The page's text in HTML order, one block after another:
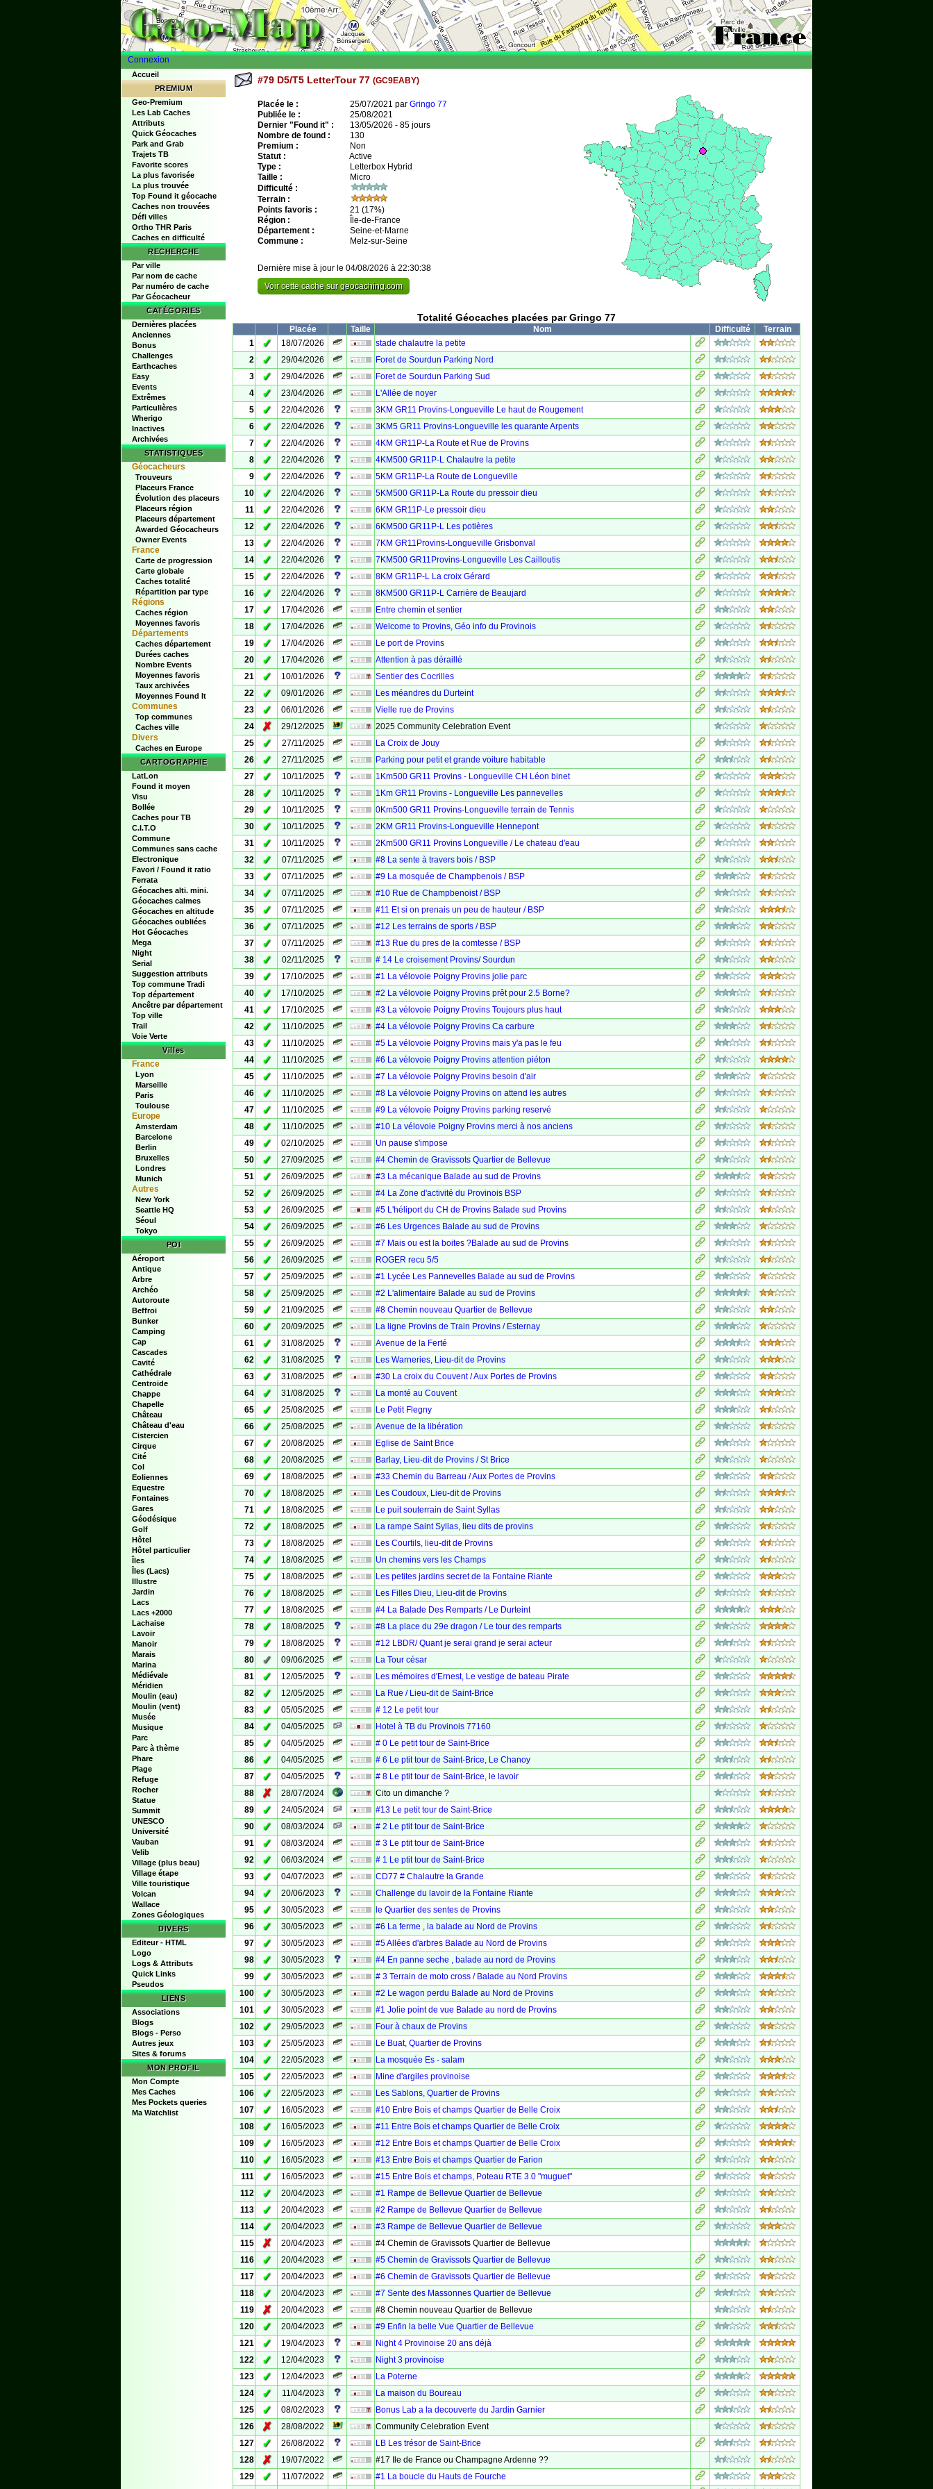
Connexion
Accueil
PREMIUM
Geo-Premium
Les Lab Caches
Attributs
Quick Géocaches
Park and Grab
Trajets TB
Favorite scores
La plus favorisée
La plus trouvée
Top Found it géocache
Caches non trouvées
Défi villes
Ortho THR Paris
Caches en difficulté
RECHERCHE
Par ville
Par nom de cache
Par numéro de cache
Par Géocacheur
CATÉGORIES
Dernières placées
Anciennes
Bonus
Challenges
Earthcaches
Easy
Events
Extrêmes
Particulières
Wherigo
Inactives
Archivées
STATISTIQUES
Géocacheurs
Trouveurs
Placeurs France
Évolution des placeurs
Placeurs région
Placeurs département
Awarded Géocacheurs
Owner Events
France
Carte de progression
Carte globale
Caches totalité
Répartition par type
Régions
Caches région
Moyennes favoris
Départements
Caches département
Durées caches
Nombre Events
Moyennes favoris
Taux archivées
Moyennes Found It
Communes
Top communes
Caches ville
Divers
Caches en Europe
CARTOGRAPHIE
LatLon
Found it moyen
Visu
Bollée
Caches pour TB
C.I.T.O
Commune
Communes sans cache
Electronique
Favori / Found it ratio
Ferrata
Géocaches alti. mini.
Géocaches calmes
Géocaches en altitude
Géocaches oubliées
Hot Géocaches
Mega
Night
Serial
Suggestion attributs
Top commune Tradi
Top département
Ancêtre par département
Top ville
Trail
Voie Verte
Villes
France
Lyon
Marseille
Paris
Toulouse
Europe
Amsterdam
Barcelone
Berlin
Bruxelles
Londres
Munich
Autres
New York
Seattle HQ
Séoul
Tokyo
POI
Aéroport
Antique
Arbre
Archéo
Autoroute
Beffroi
Bunker
Camping
Cap
Cascades
Cavité
Cathédrale
Centroide
Chappe
Chapelle
Château
Château d'eau
Cistercien
Cirque
Cité
Col
Eoliennes
Equestre
Fontaines
Gares
Géodésique
Golf
Hôtel
Hôtel particulier
Îles
Îles (Lacs)
Illustre
Jardin
Lacs
Lacs +2000
Lachaise
Lavoir
Manoir
Marais
Marina
Médiévale
Méridien
Moulin (eau)
Moulin (vent)
Musée
Musique
Parc
Parc à thème
Phare
Plage
Refuge
Rocher
Statue
Summit
UNESCO
Université
Vauban
Velib
Village (plus beau)
Village étape
Ville touristique
Volcan
Wallace
Zones Géologiques
DIVERS
Editeur - HTML
Logo
Logs & Attributs
Quick Links
Pseudos
LIENS
Associations
Blogs
Blogs - Perso
Autres jeux
Sites & forums
MON PROFIL
Mon Compte
Mes Caches
Mes Pockets queries
Ma Watchlist
#79 D5/T5 LetterTour 77 (GC9EABY)
Placée le : 25/07/2021 par Gringo 77
Publiée le :
25/08/2021
Dernier "Found it" :
13/05/2026 - 85 jours
Nombre de found :
130
Premium :
Non
Statut :
Active
Type :
Letterbox Hybrid
Taille :
Micro
Difficulté :
Terrain :
Points favoris :
21 (17%)
Région :
Île-de-France
Département :
Seine-et-Marne
Commune :
Melz-sur-Seine
Dernière mise à jour le 04/08/2026 à 22:30:38
Voir cette cache sur geocaching.com
Totalité Géocaches placées par Gringo 77
Placée Taille Nom Difficulté
Terrain
1
✓ 18/07/2026
stade chalautre la petite
2
✓ 29/04/2026
Foret de Sourdun Parking Nord
3
✓ 29/04/2026
Foret de Sourdun Parking Sud
4
✓ 23/04/2026
L'Allée de noyer
5
✓ 22/04/2026
3KM GR11 Provins-Longueville Le haut de Rougement
6
✓ 22/04/2026
3KM5 GR11 Provins-Longueville les quarante Arpents
7
✓ 22/04/2026
4KM GR11P-La Route et Rue de Provins
8
✓ 22/04/2026
4KM500 GR11P-L Chalautre la petite
9
✓ 22/04/2026
5KM GR11P-La Route de Longueville
10
✓ 22/04/2026
5KM500 GR11P-La Route du pressoir dieu
11
✓ 22/04/2026
6KM GR11P-Le pressoir dieu
12
✓ 22/04/2026
6KM500 GR11P-L Les potières
13
✓ 22/04/2026
7KM GR11Provins-Longueville Grisbonval
14
✓ 22/04/2026
7KM500 GR11Provins-Longueville Les Cailloutis
15
✓ 22/04/2026
8KM GR11P-L La croix Gérard
16
✓ 22/04/2026
8KM500 GR11P-L Carrière de Beaujard
17
✓ 17/04/2026
Entre chemin et sentier
18
✓ 17/04/2026
Welcome to Provins, Géo info du Provinois
19
✓ 17/04/2026
Le port de Provins
20
✓ 17/04/2026
Attention à pas déraillé
21
✓ 10/01/2026
Sentier des Cocrilles
22
✓ 09/01/2026
Les méandres du Durteint
23
✓ 06/01/2026
Vielle rue de Provins
24
✗ 29/12/2025
2025 Community Celebration Event
25
✓ 27/11/2025
La Croix de Jouy
26
✓ 27/11/2025
Parking pour petit et grande voiture habitable
27
✓ 10/11/2025
1Km500 GR11 Provins - Longueville CH Léon binet
28
✓ 10/11/2025
1Km GR11 Provins - Longueville Les pannevelles
29
✓ 10/11/2025
0Km500 GR11 Provins-Longueville terrain de Tennis
30
✓ 10/11/2025
2KM GR11 Provins-Longueville Hennepont
31
✓ 10/11/2025
2Km500 GR11 Provins Longueville / Le chateau d'eau
32
✓ 07/11/2025
#8 La sente à travers bois / BSP
33
✓ 07/11/2025
#9 La mosquée de Champbenois / BSP
34
✓ 07/11/2025
#10 Rue de Champbenoist / BSP
35
✓ 07/11/2025
#11 Et si on prenais un peu de hauteur / BSP
36
✓ 07/11/2025
#12 Les terrains de sports / BSP
37
✓ 07/11/2025
#13 Rue du pres de la comtesse / BSP
38
✓ 02/11/2025
# 14 Le croisement Provins/ Sourdun
39
✓ 17/10/2025
#1 La vélovoie Poigny Provins jolie parc
40
✓ 17/10/2025
#2 La vélovoie Poigny Provins prêt pour 2.5 Borne?
41
✓ 17/10/2025
#3 La vélovoie Poigny Provins Toujours plus haut
42
✓ 11/10/2025
#4 La vélovoie Poigny Provins Ca carbure
43
✓ 11/10/2025
#5 La vélovoie Poigny Provins mais y'a pas le feu
44
✓ 11/10/2025
#6 La vélovoie Poigny Provins attention piéton
45
✓ 11/10/2025
#7 La vélovoie Poigny Provins besoin d'air
46
✓ 11/10/2025
#8 La vélovoie Poigny Provins on attend les autres
47
✓ 11/10/2025
#9 La vélovoie Poigny Provins parking reservé
48
✓ 11/10/2025
#10 La vélovoie Poigny Provins merci à nos anciens
49
✓ 02/10/2025
Un pause s'impose
50
✓ 27/09/2025
#4 Chemin de Gravissots Quartier de Bellevue
51
✓ 26/09/2025
#3 La mécanique Balade au sud de Provins
52
✓ 26/09/2025
#4 La Zone d'activité du Provinois BSP
53
✓ 26/09/2025
#5 L'héliport du CH de Provins Balade sud Provins
54
✓ 26/09/2025
#6 Les Urgences Balade au sud de Provins
55
✓ 26/09/2025
#7 Mais ou est la boites ?Balade au sud de Provins
56
✓ 26/09/2025
ROGER recu 5/5
57
✓ 25/09/2025
#1 Lycée Les Pannevelles Balade au sud de Provins
58
✓ 25/09/2025
#2 L'alimentaire Balade au sud de Provins
59
✓ 21/09/2025
#8 Chemin nouveau Quartier de Bellevue
60
✓ 20/09/2025
La ligne Provins de Train Provins / Esternay
61
✓ 31/08/2025
Avenue de la Ferté
62
✓ 31/08/2025
Les Warneries, Lieu-dit de Provins
63
✓ 31/08/2025
#30 La croix du Couvent / Aux Portes de Provins
64
✓ 31/08/2025
La monté au Couvent
65
✓ 25/08/2025
Le Petit Flegny
66
✓ 25/08/2025
Avenue de la libération
67
✓ 20/08/2025
Eglise de Saint Brice
68
✓ 20/08/2025
Barlay, Lieu-dit de Provins / St Brice
69
✓ 18/08/2025
#33 Chemin du Barreau / Aux Portes de Provins
70
✓ 18/08/2025
Les Coudoux, Lieu-dit de Provins
71
✓ 18/08/2025
Le puit souterrain de Saint Syllas
72
✓ 18/08/2025
La rampe Saint Syllas, lieu dits de provins
73
✓ 18/08/2025
Les Courtils, lieu-dit de Provins
74
✓ 18/08/2025
Un chemins vers les Champs
75
✓ 18/08/2025
Les petites jardins secret de la Fontaine Riante
76
✓ 18/08/2025
Les Filles Dieu, Lieu-dit de Provins
77
✓ 18/08/2025
#4 La Balade Des Remparts / Le Durteint
78
✓ 18/08/2025
#8 La place du 29e dragon / Le tour des remparts
79
✓ 18/08/2025
#12 LBDR/ Quant je serai grand je serai acteur
80
✓ 09/06/2025
La Tour césar
81
✓ 12/05/2025
Les mémoires d'Ernest, Le vestige de bateau Pirate
82
✓ 12/05/2025
La Rue / Lieu-dit de Saint-Brice
83
✓ 05/05/2025
# 12 Le petit tour
84
✓ 04/05/2025
Hotel à TB du Provinois 77160
85
✓ 04/05/2025
# 0 Le petit tour de Saint-Brice
86
✓ 04/05/2025
# 6 Le ptit tour de Saint-Brice, Le Chanoy
87
✓ 04/05/2025
# 8 Le ptit tour de Saint-Brice, le lavoir
88
✗ 28/07/2024
Cito un dimanche ?
89
✓ 24/05/2024
#13 Le petit tour de Saint-Brice
90
✓ 08/03/2024
# 2 Le ptit tour de Saint-Brice
91
✓ 08/03/2024
# 3 Le ptit tour de Saint-Brice
92
✓ 06/03/2024
# 1 Le ptit tour de Saint-Brice
93
✓ 04/07/2023
CD77 # Chalautre la Grande
94
✓ 20/06/2023
Challenge du lavoir de la Fontaine Riante
95
✓ 30/05/2023
le Quartier des sentes de Provins
96
✓ 30/05/2023
#6 La ferme , la balade au Nord de Provins
97
✓ 30/05/2023
#5 Allées d'arbres Balade au Nord de Provins
98
✓ 30/05/2023
#4 En panne seche , balade au nord de Provins
99
✓ 30/05/2023
# 3 Terrain de moto cross / Balade au Nord Provins
100
✓ 30/05/2023
#2 Le wagon perdu Balade au Nord de Provins
101
✓ 30/05/2023
#1 Jolie point de vue Balade au nord de Provins
102
✓ 29/05/2023
Four à chaux de Provins
103
✓ 25/05/2023
Le Buat, Quartier de Provins
104
✓ 22/05/2023
La mosquée Es - salam
105
✓ 22/05/2023
Mine d'argiles provinoise
106
✓ 22/05/2023
Les Sablons, Quartier de Provins
107
✓ 16/05/2023
#10 Entre Bois et champs Quartier de Belle Croix
108
✓ 16/05/2023
#11 Entre Bois et champs Quartier de Belle Croix
109
✓ 16/05/2023
#12 Entre Bois et champs Quartier de Belle Croix
110
✓ 16/05/2023
#13 Entre Bois et champs Quartier de Farion
111
✓ 16/05/2023
#15 Entre Bois et champs, Poteau RTE 3.0 "muguet"
112
✓ 20/04/2023
#1 Rampe de Bellevue Quartier de Bellevue
113
✓ 20/04/2023
#2 Rampe de Bellevue Quartier de Bellevue
114
✓ 20/04/2023
#3 Rampe de Bellevue Quartier de Bellevue
115
✗ 20/04/2023
#4 Chemin de Gravissots Quartier de Bellevue
116
✓ 20/04/2023
#5 Chemin de Gravissots Quartier de Bellevue
117
✓ 20/04/2023
#6 Chemin de Gravissots Quartier de Bellevue
118
✓ 20/04/2023
#7 Sente des Massonnes Quartier de Bellevue
119
✗ 20/04/2023
#8 Chemin nouveau Quartier de Bellevue
120
✓ 20/04/2023
#9 Enfin la belle Vue Quartier de Bellevue
121
✓ 19/04/2023
Night 4 Provinoise 20 ans déjà
122
✓ 12/04/2023
Night 3 provinoise
123
✓ 12/04/2023
La Poterne
124
✓ 11/04/2023
La maison du Boureau
125
✓ 08/02/2023
Bonus Lab a la decouverte du Jardin Garnier
126
✗ 28/08/2022
Community Celebration Event
127
✓ 26/08/2022
LB Les trésor de Saint-Brice
128
✗ 19/07/2022
#17 Ile de France ou Champagne Ardenne ??
129
✓ 11/07/2022
#1 La boucle du Hauts de Fourche